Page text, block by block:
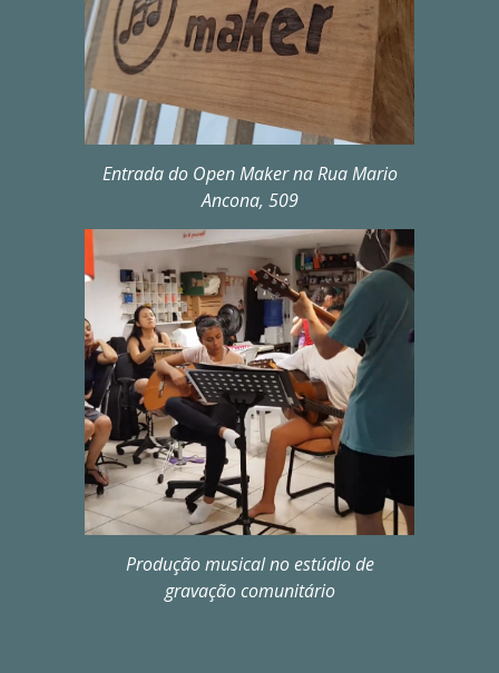
Entrada do Open Maker na Rua Mario
Ancona, 509
Produção musical no estúdio de
gravação comunitário